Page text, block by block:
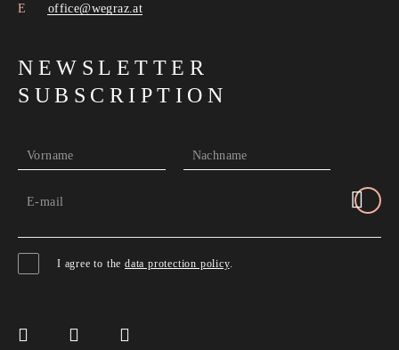
office@wegraz.at
NEWSLETTER
SUBSCRIPTION
Vorname Nachname
E-mail
I agree to the data protection policy.